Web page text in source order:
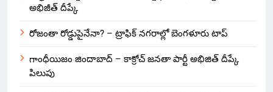
అభిజీత్ దీప్కే
రోజంతా రోడ్డుపైనేనా? – ట్రాఫిక్ నగరాల్లో బెంగళూరు టాప్
గాంధీయిజం జిందాబాద్ – కాక్రోచ్ జనతా పార్టీ అభిజిత్ దీప్కే
పిలుపు